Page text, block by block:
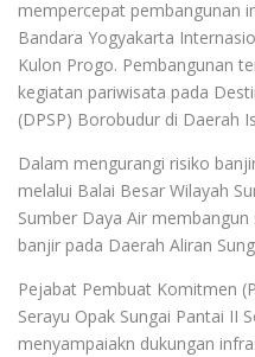
mempercepat pembangunan
Bandara Yogyakarta
Kulon Progo. Pembangunan
kegiatan pariwisata pada
(DPSP) Borobudur di Daerah
Dalam mengurangi risiko
melalui Balai Besar Wilayah
Sumber Daya Air
banjir pada Daerah Aliran
Pejabat Pembuat Komitmen
Serayu Opak Sungai Pantai II
menyampaiakn dukungan